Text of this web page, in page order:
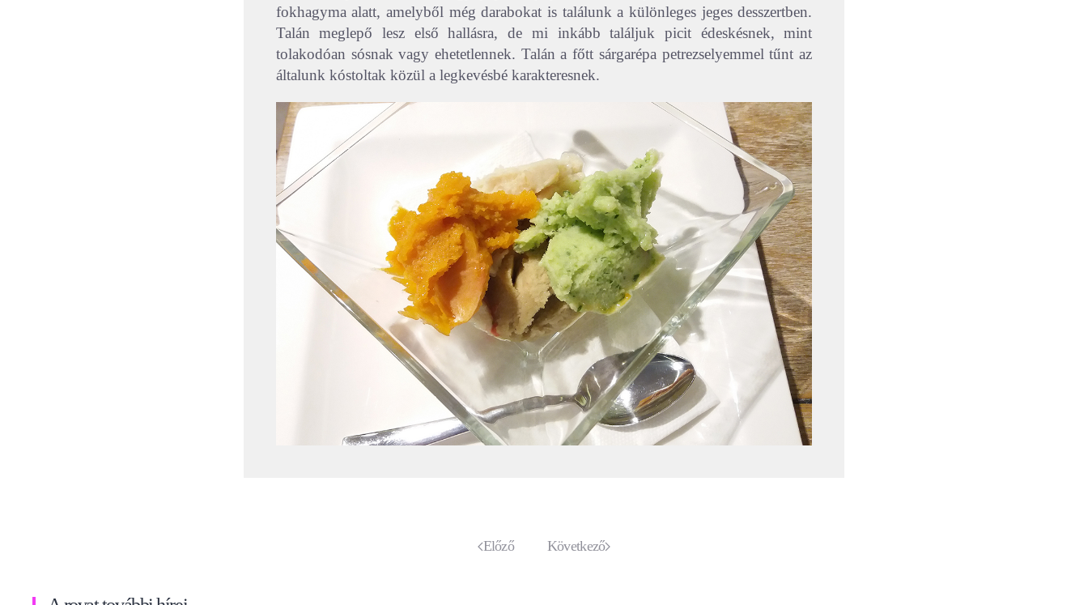
fokhagyma alatt, amelyből még darabokat is találunk a különleges jeges desszertben.
Talán meglepő lesz első hallásra, de mi inkább találjuk picit édeskésnek, mint
tolakodóan sósnak vagy ehetetlennek. Talán a főtt sárgarépa petrezselyemmel tűnt az
általunk kóstoltak közül a legkevésbé karakteresnek.
Előző Következő